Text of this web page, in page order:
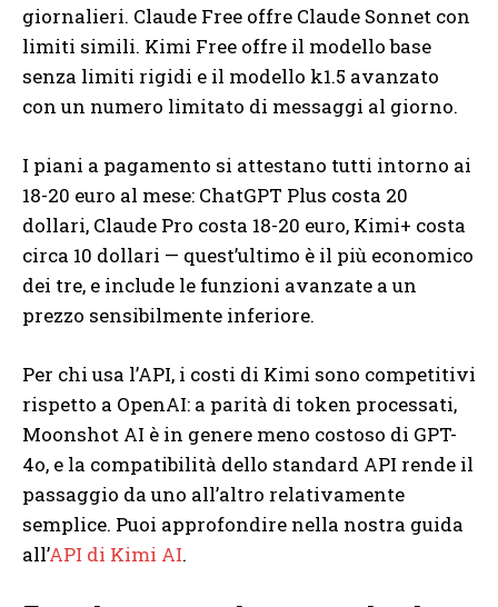
giornalieri. Claude Free offre Claude Sonnet con
limiti simili. Kimi Free offre il modello base
senza limiti rigidi e il modello k1.5 avanzato
con un numero limitato di messaggi al giorno.
I piani a pagamento si attestano tutti intorno ai
18-20 euro al mese: ChatGPT Plus costa 20
dollari, Claude Pro costa 18-20 euro, Kimi+ costa
circa 10 dollari — quest’ultimo è il più economico
dei tre, e include le funzioni avanzate a un
prezzo sensibilmente inferiore.
Per chi usa l’API, i costi di Kimi sono competitivi
rispetto a OpenAI: a parità di token processati,
Moonshot AI è in genere meno costoso di GPT-
4o, e la compatibilità dello standard API rende il
passaggio da uno all’altro relativamente
semplice. Puoi approfondire nella nostra guida
all’API di Kimi AI.